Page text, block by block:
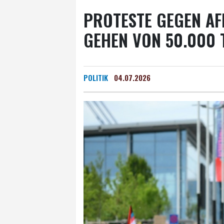
PROTESTE GEGEN
GEHEN VON 50.000
POLITIK 04.07.2026